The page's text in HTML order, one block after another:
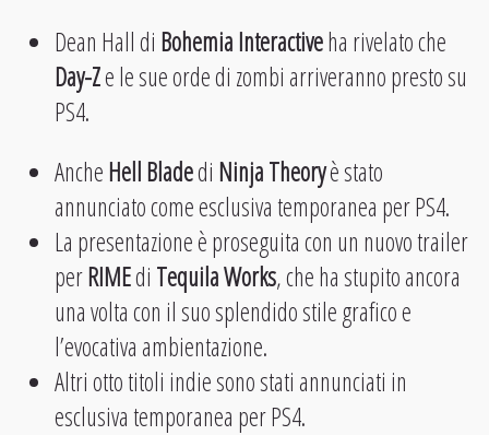
Dean Hall di Bohemia Interactiveha rivelato che
Day-Ze le sue orde di zombi arriveranno presto su
PS4.
AncheHell Bladedi Ninja Theoryè stato
annunciato come esclusiva temporanea per PS4.
La presentazione è proseguita con un nuovo trailer
perRIMEdi Tequila Works, che ha stupito ancora
una volta con il suo splendido stile grafico e
l’evocativa ambientazione.
Altri otto titoli indie sono stati annunciati in
esclusiva temporanea per PS4.